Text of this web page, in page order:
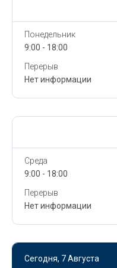
Понедельник
9:00 - 18:00
Перерыв
Нет информации
Среда
9:00 - 18:00
Перерыв
Нет информации
Сегодня, 7 Августа